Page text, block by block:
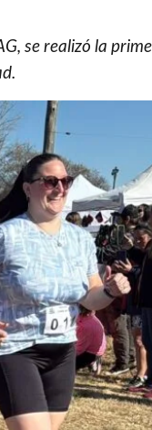
se realizó la